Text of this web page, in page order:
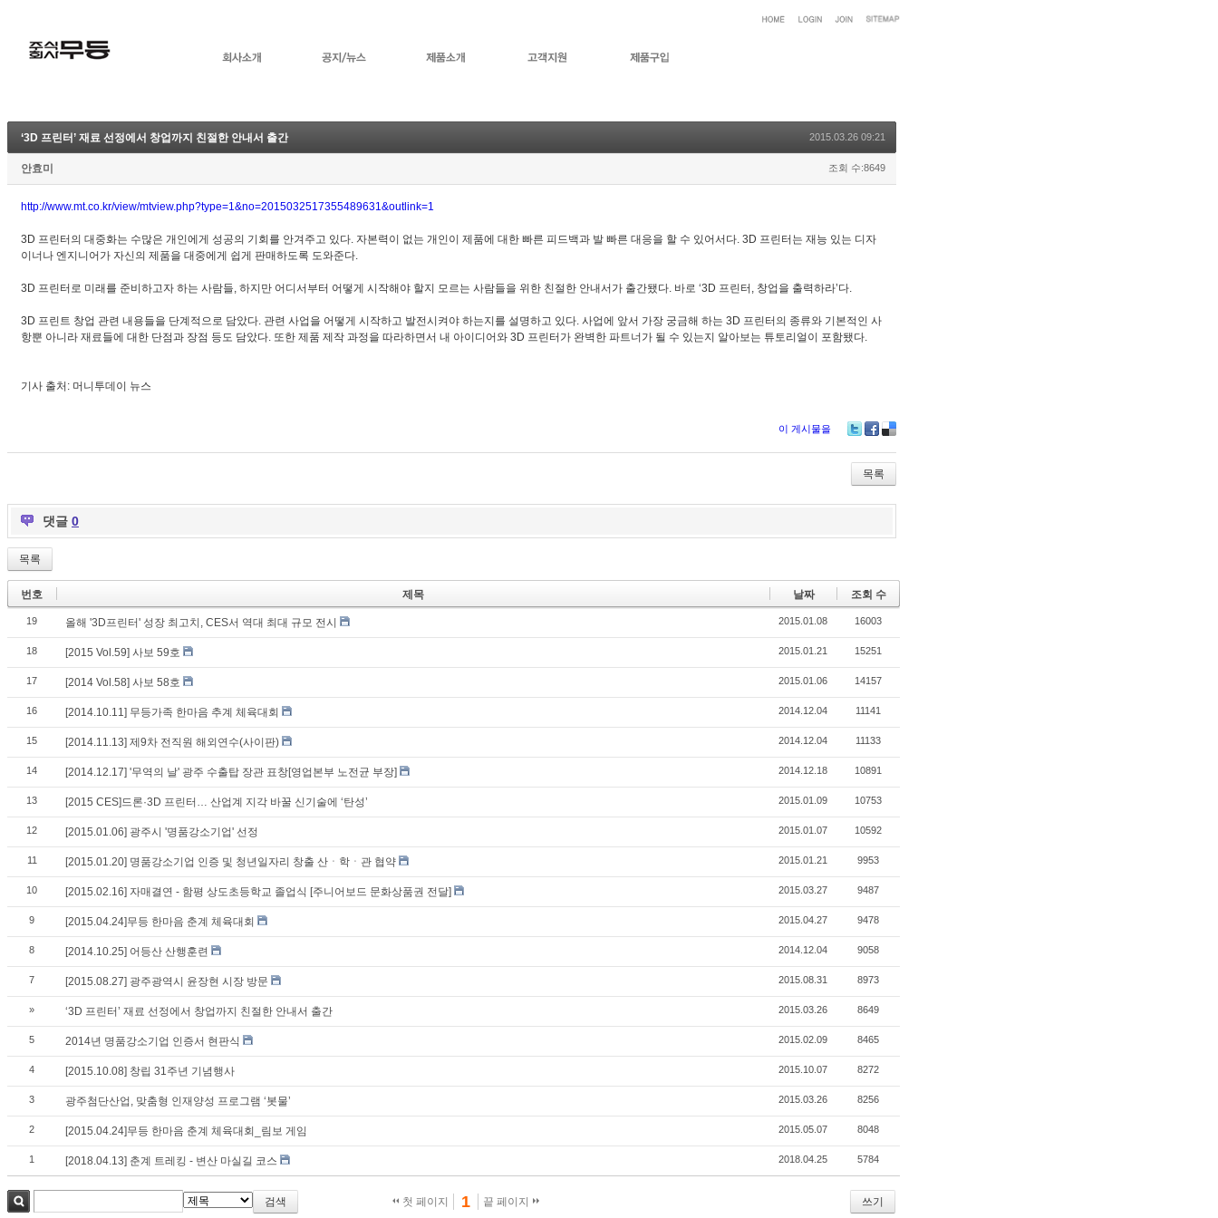
‘3D 프린터’ 재료 선정에서 창업까지 친절한 안내서 출간 2015.03.26 09:21
안효미 조회 수:8649
http://www.mt.co.kr/view/mtview.php?type=1&no=2015032517355489631&outlink=1
3D 프린터의 대중화는 수많은 개인에게 성공의 기회를 안겨주고 있다. 자본력이 없는 개인이 제품에 대한 빠른 피드백과 발 빠른 대응을 할 수 있어서다. 3D 프린터는 재능 있는 디자
이너나 엔지니어가 자신의 제품을 대중에게 쉽게 판매하도록 도와준다.
3D 프린터로 미래를 준비하고자 하는 사람들, 하지만 어디서부터 어떻게 시작해야 할지 모르는 사람들을 위한 친절한 안내서가 출간됐다. 바로 ‘3D 프린터, 창업을 출력하라’다.
3D 프린트 창업 관련 내용들을 단계적으로 담았다. 관련 사업을 어떻게 시작하고 발전시켜야 하는지를 설명하고 있다. 사업에 앞서 가장 궁금해 하는 3D 프린터의 종류와 기본적인 사
항뿐 아니라 재료들에 대한 단점과 장점 등도 담았다. 또한 제품 제작 과정을 따라하면서 내 아이디어와 3D 프린터가 완벽한 파트너가 될 수 있는지 알아보는 튜토리얼이 포함됐다.
기사 출처: 머니투데이 뉴스
이 게시물을
bo
ok
ou
s
목록
댓글 0
목록
번호 제목 날짜 조회 수
19 올해 '3D프린터' 성장 최고치, CES서 역대 최대 규모 전시 2015.01.08 16003
18 [2015 Vol.59] 사보 59호 2015.01.21 15251
17 [2014 Vol.58] 사보 58호 2015.01.06 14157
16 [2014.10.11] 무등가족 한마음 추계 체육대회 2014.12.04 11141
15 [2014.11.13] 제9차 전직원 해외연수(사이판) 2014.12.04 11133
14 [2014.12.17] '무역의 날' 광주 수출탑 장관 표창[영업본부 노전균 부장] 2014.12.18 10891
13 [2015 CES]드론·3D 프린터… 산업계 지각 바꿀 신기술에 ‘탄성’ 2015.01.09 10753
12 [2015.01.06] 광주시 '명품강소기업' 선정 2015.01.07 10592
11 [2015.01.20] 명품강소기업 인증 및 청년일자리 창출 산ㆍ학ㆍ관 협약 2015.01.21 9953
10 [2015.02.16] 자매결연 - 함평 상도초등학교 졸업식 [주니어보드 문화상품권 전달] 2015.03.27 9487
9 [2015.04.24]무등 한마음 춘계 체육대회 2015.04.27 9478
8 [2014.10.25] 어등산 산행훈련 2014.12.04 9058
7 [2015.08.27] 광주광역시 윤장현 시장 방문 2015.08.31 8973
» ‘3D 프린터’ 재료 선정에서 창업까지 친절한 안내서 출간 2015.03.26 8649
5 2014년 명품강소기업 인증서 현판식 2015.02.09 8465
4 [2015.10.08] 창립 31주년 기념행사 2015.10.07 8272
3 광주첨단산업, 맞춤형 인재양성 프로그램 ‘봇물’ 2015.03.26 8256
2 [2015.04.24]무등 한마음 춘계 체육대회_림보 게임 2015.05.07 8048
1 [2018.04.13] 춘계 트레킹 - 변산 마실길 코스 2018.04.25 5784
첫 페이지 1 끝 페이지
쓰기
검색